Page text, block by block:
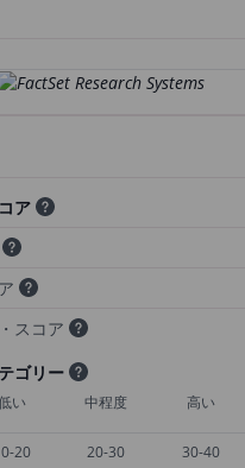
ア
スコア
ゴリー
い 中程度 高い
20 20-30 30-40